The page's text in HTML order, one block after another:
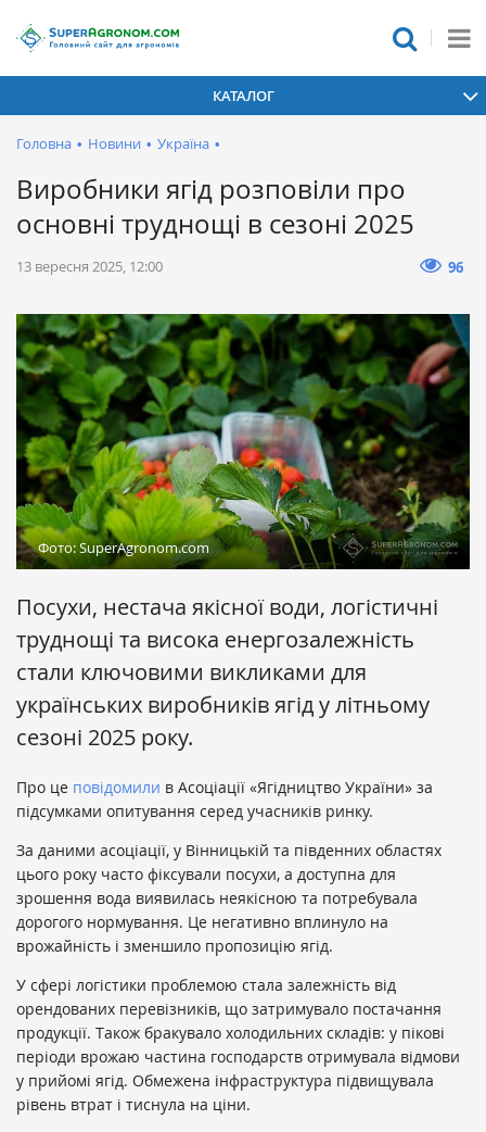
КАТАЛОГ
Головна • Новини • Україна •
Виробники ягід розповіли про
основні труднощі в сезоні 2025
13 вересня 2025, 12:00 96
Фото: SuperAgronom.com
Посухи, нестача якісної води, логістичні
труднощі та висока енергозалежність
стали ключовими викликами для
українських виробників ягід у літньому
сезоні 2025 року.
Про це повідомили в Асоціації «Ягідництво України» за
підсумками опитування серед учасників ринку.
За даними асоціації, у Вінницькій та південних областях
цього року часто фіксували посухи, а доступна для
зрошення вода виявилась неякісною та потребувала
дорогого нормування. Це негативно вплинуло на
врожайність і зменшило пропозицію ягід.
У сфері логістики проблемою стала залежність від
орендованих перевізників, що затримувало постачання
продукції. Також бракувало холодильних складів: у пікові
періоди врожаю частина господарств отримувала відмови
у прийомі ягід. Обмежена інфраструктура підвищувала
рівень втрат і тиснула на ціни.